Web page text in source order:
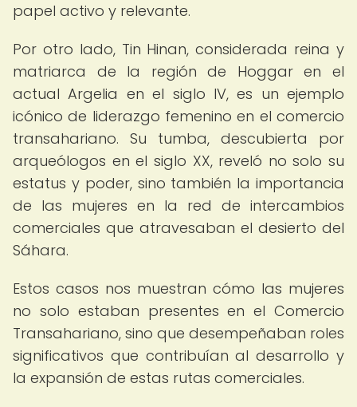
papel activo y relevante.
Por otro lado, Tin Hinan, considerada reina y
matriarca de la región de Hoggar en el
actual Argelia en el siglo IV, es un ejemplo
icónico de liderazgo femenino en el comercio
transahariano. Su tumba, descubierta por
arqueólogos en el siglo XX, reveló no solo su
estatus y poder, sino también la importancia
de las mujeres en la red de intercambios
comerciales que atravesaban el desierto del
Sáhara.
Estos casos nos muestran cómo las mujeres
no solo estaban presentes en el Comercio
Transahariano, sino que desempeñaban roles
significativos que contribuían al desarrollo y
la expansión de estas rutas comerciales.